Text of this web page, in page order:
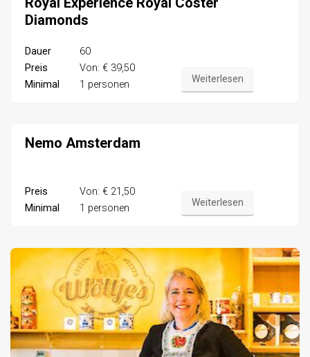
Diamonds
Dauer
60
Preis
Von: € 39,50
Minimal
1 personen Weiterlesen
Nemo Amsterdam
Preis
Von: € 21,50
Minimal
1 personen Weiterlesen